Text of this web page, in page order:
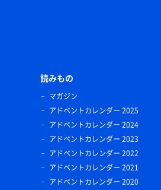
読みもの
マガジン
アドベントカレンダー 2025
アドベントカレンダー 2024
アドベントカレンダー 2023
アドベントカレンダー 2022
アドベントカレンダー 2021
アドベントカレンダー 2020